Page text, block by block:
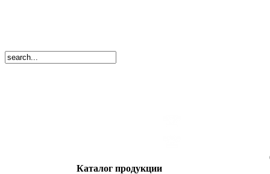
Каталог продукции